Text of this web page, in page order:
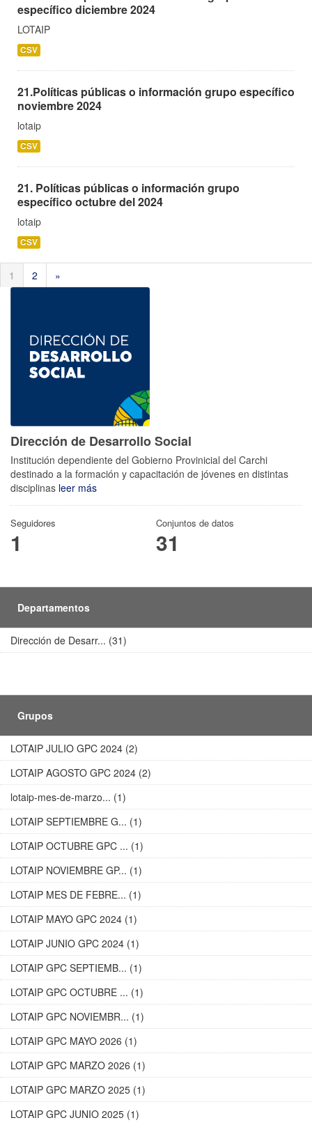
específico diciembre 2024
LOTAIP
CSV
21.Políticas públicas o información grupo específico
noviembre 2024
lotaip
CSV
21. Políticas públicas o información grupo
específico octubre del 2024
lotaip
CSV
1 2 »
Dirección de Desarrollo Social
Institución dependiente del Gobierno Provinicial del Carchi
destinado a la formación y capacitación de jóvenes en distintas
disciplinas leer más
Seguidores
1
Conjuntos de datos
31
Departamentos
Dirección de Desarr... (31)
Grupos
LOTAIP JULIO GPC 2024 (2)
LOTAIP AGOSTO GPC 2024 (2)
lotaip-mes-de-marzo... (1)
LOTAIP SEPTIEMBRE G... (1)
LOTAIP OCTUBRE GPC ... (1)
LOTAIP NOVIEMBRE GP... (1)
LOTAIP MES DE FEBRE... (1)
LOTAIP MAYO GPC 2024 (1)
LOTAIP JUNIO GPC 2024 (1)
LOTAIP GPC SEPTIEMB... (1)
LOTAIP GPC OCTUBRE ... (1)
LOTAIP GPC NOVIEMBR... (1)
LOTAIP GPC MAYO 2026 (1)
LOTAIP GPC MARZO 2026 (1)
LOTAIP GPC MARZO 2025 (1)
LOTAIP GPC JUNIO 2025 (1)